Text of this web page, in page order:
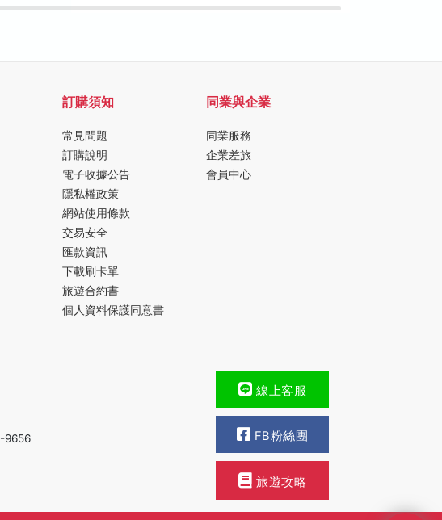
訂購須知
常見問題
訂購說明
電子收據公告
隱私權政策
網站使用條款
交易安全
匯款資訊
下載刷卡單
旅遊合約書
個人資料保護同意書
同業與企業
同業服務
企業差旅
會員中心
9656
線上客服
FB粉絲團
旅遊攻略